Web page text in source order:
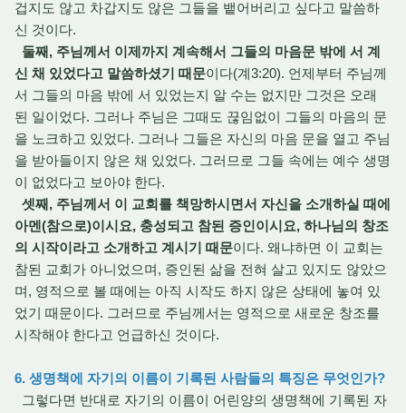
겁지도 않고 차갑지도 않은 그들을 뱉어버리고 싶다고 말씀하
신 것이다.
둘째, 주님께서 이제까지 계속해서 그들의 마음문 밖에 서 계
신 채 있었다고 말씀하셨기 때문이다(계3:20). 언제부터 주님께
서 그들의 마음 밖에 서 있었는지 알 수는 없지만 그것은 오래
된 일이었다. 그러나 주님은 그때도 끊임없이 그들의 마음의 문
을 노크하고 있었다. 그러나 그들은 자신의 마음 문을 열고 주님
을 받아들이지 않은 채 있었다. 그러므로 그들 속에는 예수 생명
이 없었다고 보아야 한다.
셋째, 주님께서 이 교회를 책망하시면서 자신을 소개하실 때에
아멘(참으로)이시요, 충성되고 참된 증인이시요, 하나님의 창조
의 시작이라고 소개하고 계시기 때문이다. 왜냐하면 이 교회는
참된 교회가 아니었으며, 증인된 삶을 전혀 살고 있지도 않았으
며, 영적으로 볼 때에는 아직 시작도 하지 않은 상태에 놓여 있
었기 때문이다. 그러므로 주님께서는 영적으로 새로운 창조를
시작해야 한다고 언급하신 것이다.
6. 생명책에 자기의 이름이 기록된 사람들의 특징은 무엇인가?
그렇다면 반대로 자기의 이름이 어린양의 생명책에 기록된 자